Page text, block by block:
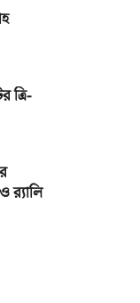
ত্রি-
র‌্যালি